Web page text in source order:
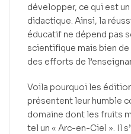
développer, ce qui est
didactique. Ainsi, la
éducatif ne dépend pas
scientifique mais bien
des efforts de
Voila pourquoi les
présentent leur humble
domaine dont les fruits
tel un « Arc-en-Ciel ». Il